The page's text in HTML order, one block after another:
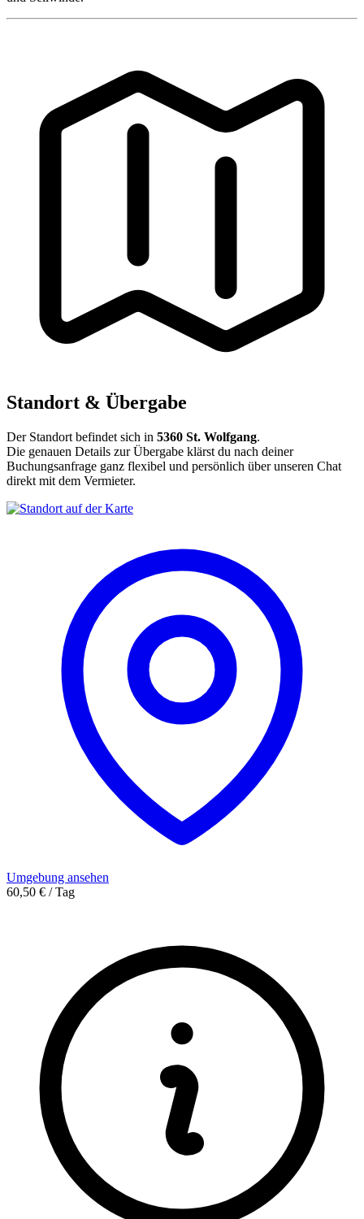
Standort & Übergabe
Der Standort befindet sich in 5360 St. Wolfgang.
Die genauen Details zur Übergabe klärst du nach deiner
Buchungsanfrage ganz flexibel und persönlich über unseren Chat
direkt mit dem Vermieter.
Umgebung ansehen
60,50 € / Tag